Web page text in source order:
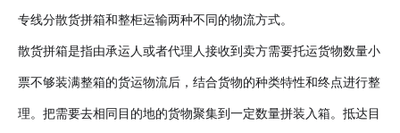
专线分散货拼箱和整柜运输两种不同的物流方式。
散货拼箱是指由承运人或者代理人接收到卖方需要托运货物数量小
票不够装满整箱的货运物流后，结合货物的种类特性和终点进行整
理。把需要去相同目的地的货物聚集到一定数量拼装入箱。抵达目